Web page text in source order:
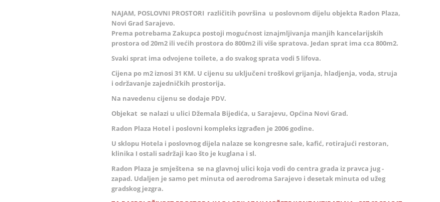
NAJAM, POSLOVNI PROSTORI različitih površina u poslovnom dijelu objekta Radon Plaza,
Novi Grad Sarajevo.
Prema potrebama Zakupca postoji mogućnost iznajmljivanja manjih kancelarijskih
prostora od 20m2 ili većih prostora do 800m2 ili više spratova. Jedan sprat ima cca 800m2.
Svaki sprat ima odvojene toilete, a do svakog sprata vodi 5 lifova.
Cijena po m2 iznosi 31 KM. U cijenu su uključeni troškovi grijanja, hladjenja, voda, struja
i održavanje zajedničkih prostorija.
Na navedenu cijenu se dodaje PDV.
Objekat se nalazi u ulici Džemala Bijedića, u Sarajevu, Općina Novi Grad.
Radon Plaza Hotel i poslovni kompleks izgrađen je 2006 godine.
U sklopu Hotela i poslovnog dijela nalaze se kongresne sale, kafić, rotirajući restoran,
klinika I ostali sadržaji kao što je kuglana i sl.
Radon Plaza je smještena se na glavnoj ulici koja vodi do centra grada iz pravca jug -
zapad. Udaljen je samo pet minuta od aerodroma Sarajevo i desetak minuta od užeg
gradskog jezgra.